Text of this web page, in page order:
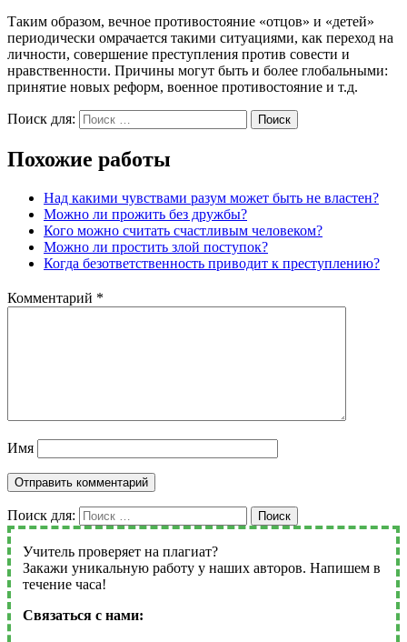
Таким образом, вечное противостояние «отцов» и «детей»
периодически омрачается такими ситуациями, как переход на
личности, совершение преступления против совести и
нравственности. Причины могут быть и более глобальными:
принятие новых реформ, военное противостояние и т.д.
Поиск для: Поиск
Похожие работы
Над какими чувствами разум может быть не властен?
Можно ли прожить без дружбы?
Кого можно считать счастливым человеком?
Можно ли простить злой поступок?
Когда безответственность приводит к преступлению?
Комментарий *
Имя
Поиск для: Поиск
Учитель проверяет на плагиат?
Закажи уникальную работу у наших авторов. Напишем в
течение часа!
Связаться с нами: